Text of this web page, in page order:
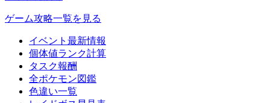
ゲーム攻略一覧を見る
イベント最新情報
個体値ランク計算
タスク報酬
全ポケモン図鑑
色違い一覧